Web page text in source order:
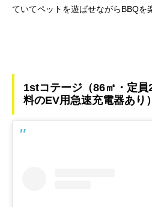
ていてペットを遊ばせながらBBQを
1stコテージ（86㎡・定
料のEV用急速充電器あり）